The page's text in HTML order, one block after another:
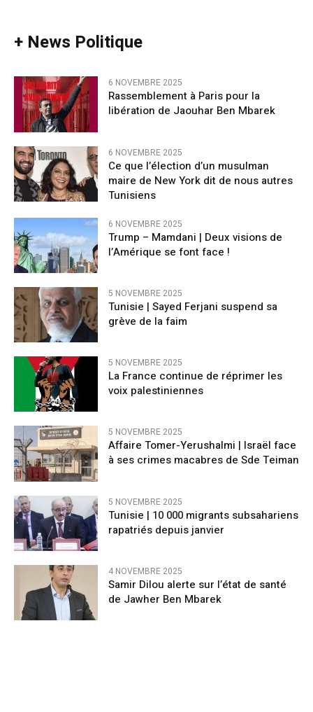
+ News Politique
6 NOVEMBRE 2025
Rassemblement à Paris pour la
libération de Jaouhar Ben Mbarek
6 NOVEMBRE 2025
Ce que l’élection d’un musulman
maire de New York dit de nous autres
Tunisiens
6 NOVEMBRE 2025
Trump – Mamdani | Deux visions de
l’Amérique se font face !
5 NOVEMBRE 2025
Tunisie | Sayed Ferjani suspend sa
grève de la faim
5 NOVEMBRE 2025
La France continue de réprimer les
voix palestiniennes
5 NOVEMBRE 2025
Affaire Tomer-Yerushalmi | Israël face
à ses crimes macabres de Sde Teiman
5 NOVEMBRE 2025
Tunisie | 10 000 migrants subsahariens
rapatriés depuis janvier
4 NOVEMBRE 2025
Samir Dilou alerte sur l’état de santé
de Jawher Ben Mbarek